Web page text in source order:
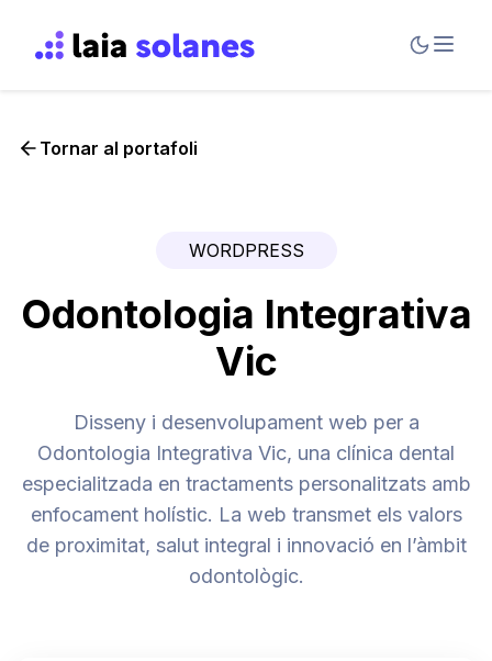
Tornar al portafoli
WORDPRESS
Odontologia Integrativa
Vic
Disseny i desenvolupament web per a
Odontologia Integrativa Vic, una clínica dental
especialitzada en tractaments personalitzats amb
enfocament holístic. La web transmet els valors
de proximitat, salut integral i innovació en l’àmbit
odontològic.